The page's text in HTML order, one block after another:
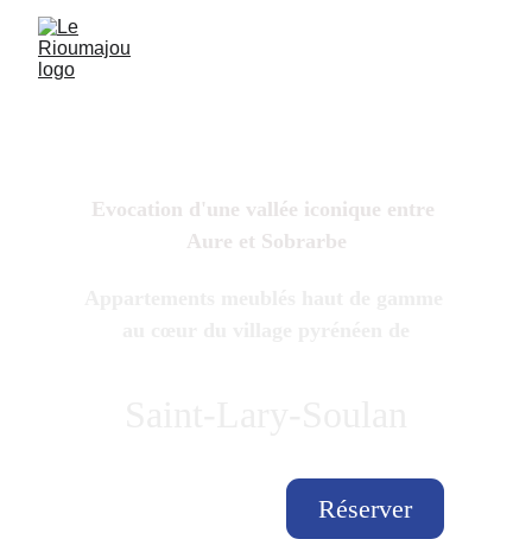
Evocation d'une vallée iconique entre
Aure et Sobrarbe
Réserver